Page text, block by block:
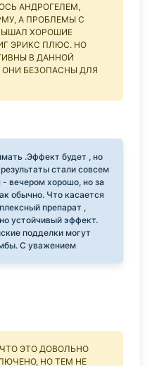
АНДРОГЕЛЕМ,
А ПРОБЛЕМЫ С
ХОРОШИЕ
ЭРИКС ПЛЮС. НО
В ДАННОЙ
БЕЗОПАСНЫ ДЛЯ
.Эффект будет , но
стали совсем
вечером хорошо, но за
обычно. Что касается
препарат ,
устойчивый эффект.
подделки могут
С уважением
ЭТО ДОВОЛЬНО
НО ТЕМ НЕ